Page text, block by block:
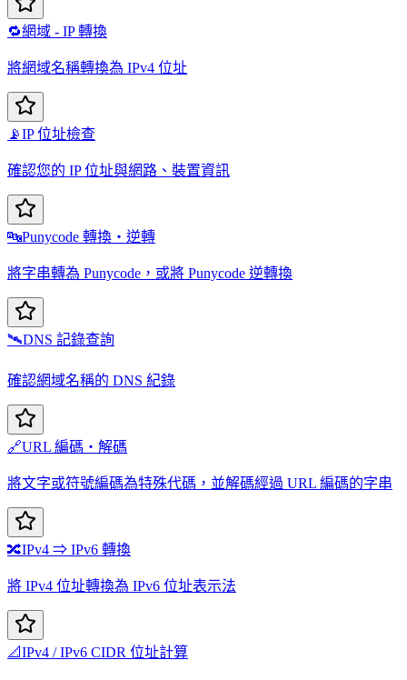
🔁網域 - IP 轉換
將網域名稱轉換為 IPv4 位址
📡IP 位址檢查
確認您的 IP 位址與網路、裝置資訊
🔤Punycode 轉換・逆轉
將字串轉為 Punycode，或將 Punycode 逆轉換
🛰️DNS 記錄查詢
確認網域名稱的 DNS 紀錄
🔗URL 編碼・解碼
將文字或符號編碼為特殊代碼，並解碼經過 URL 編碼的字串
🔀IPv4 ⇒ IPv6 轉換
將 IPv4 位址轉換為 IPv6 位址表示法
📐IPv4 / IPv6 CIDR 位址計算